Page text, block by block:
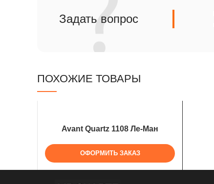
Задать вопрос
ПОХОЖИЕ ТОВАРЫ
Avant Quartz 1108 Ле-Ман
ОФОРМИТЬ ЗАКАЗ